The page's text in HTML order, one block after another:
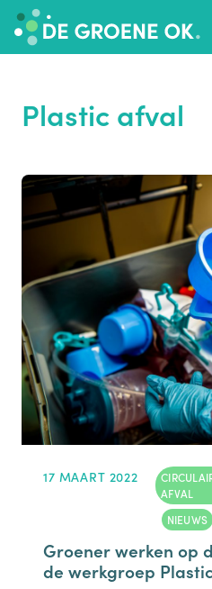
Plastic afval
17 MAART 2022
AFVAL
NIEUWS
Groener werken op
de werkgroep